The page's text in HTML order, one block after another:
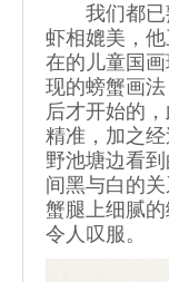
我们都已
虾相媲美，
在的儿童国
现的螃蟹画法
后才开始的
精准，加之
野池塘边看
间黑与白的
蟹腿上细腻
令人叹服。